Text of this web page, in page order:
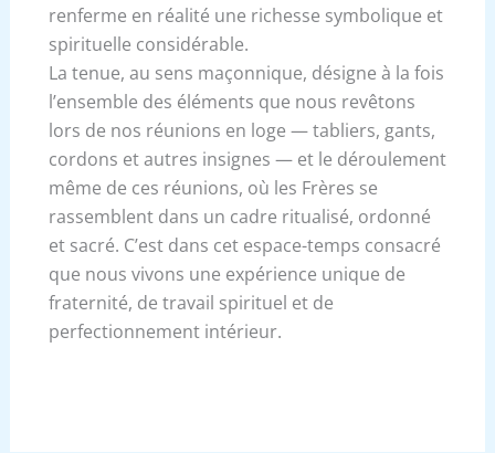
renferme en réalité une richesse symbolique et
spirituelle considérable.
La tenue, au sens maçonnique, désigne à la fois
l’ensemble des éléments que nous revêtons
lors de nos réunions en loge — tabliers, gants,
cordons et autres insignes — et le déroulement
même de ces réunions, où les Frères se
rassemblent dans un cadre ritualisé, ordonné
et sacré. C’est dans cet espace-temps consacré
que nous vivons une expérience unique de
fraternité, de travail spirituel et de
perfectionnement intérieur.